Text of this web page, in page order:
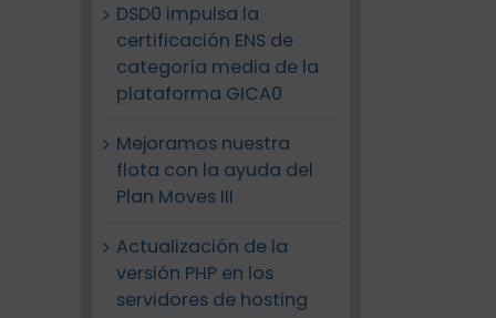
DSD0 impulsa la
certificación ENS de
categoría media de la
plataforma GICA0
Mejoramos nuestra
flota con la ayuda del
Plan Moves III
Actualización de la
versión PHP en los
servidores de hosting